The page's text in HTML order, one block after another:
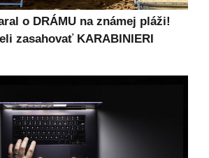
o DRÁMU na známej pláži!
zasahovať KARABINIERI